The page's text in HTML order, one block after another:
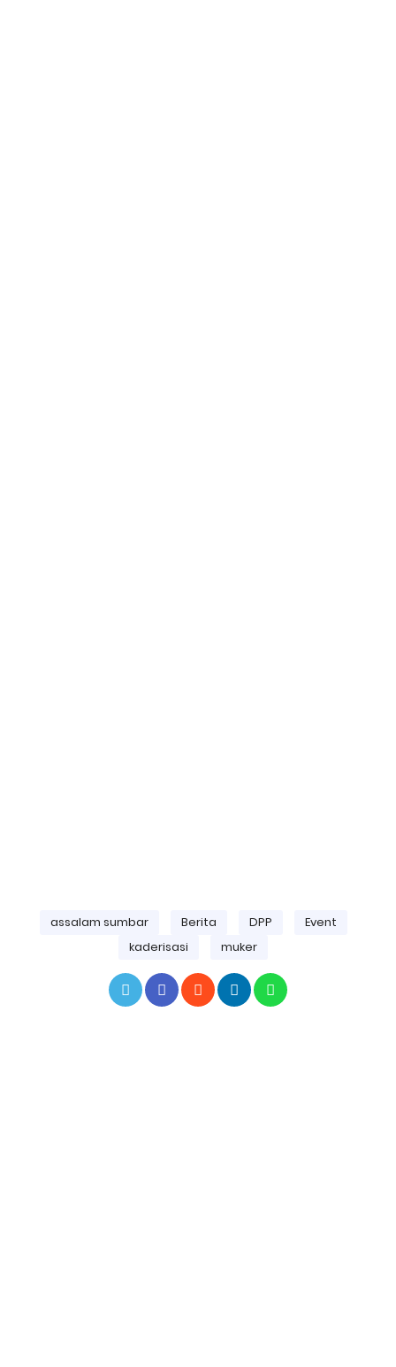
assalam sumbar Berita DPP
Event
kaderisasi
muker